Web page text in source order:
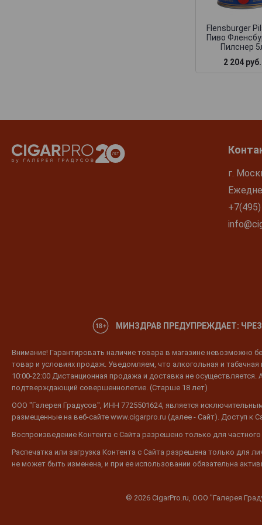
Flensburger
Пиво
Пилснер
2 204 руб.
г.
МИНЗДРАВ ПРЕДУПРЕЖДАЕТ:
Внимание! Гарантировать наличие товара в магазине невозможно
товар и условиях продаж. Уведомляем, что алкогольная и
10:00-22:00 Дистанционная продажа и доставка не
подтверждающий совершеннолетие. (Старше 18 лет)
ООО "Галерея Градусов", ИНН 7725501624, является
размещенные на веб-сайте www.cigarpro.ru (далее - Сайт). Доступ к
Воспроизведение Контента с Сайта разрешено только для
Распечатка или загрузка Контента с Сайта разрешена только для
не может быть изменена, и при ее использовании обязательна
© 2026 CigarPro.ru, ООО "Галерея